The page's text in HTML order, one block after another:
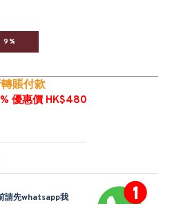
9%
賬付款
優惠價 HK$480
請先whatsapp我